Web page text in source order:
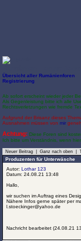
Rumänien-Forum
Übersicht aller Rumänienforen
Registrierung
Ab sofort erscheint wieder jeder
Als Gegenleistung bitte ich alle
Rechtsverletzungen wie fremde
Aufgrund der Brisanz dieses
Ausnahmen müssen von mir
Achtung: Diese Foren sind
Ich bitte um Verständnis, wenn
Neuer Beitrag |Ganz nach oben |
Produzenten für Unterwäsche
Autor:Lothar 123
Datum: 24.08.21 13:48
Hallo,
wir suchen im Auftrag eines
Nähere Infos gerne später per
l.stoeckinger@yahoo.de
Nachricht bearbeitet (24.08.21